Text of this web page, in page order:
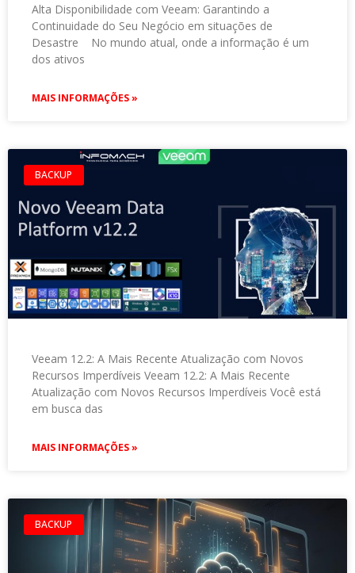
Alta Disponibilidade com Veeam: Garantindo a
Continuidade do Seu Negócio em situações de
Desastre No mundo atual, onde a informação é um
dos ativos
MAIS INFORMAÇÕES »
BACKUP
Veeam 12.2: A Mais Recente Atualização com Novos
Recursos Imperdíveis Veeam 12.2: A Mais Recente
Atualização com Novos Recursos Imperdíveis Você está
em busca das
MAIS INFORMAÇÕES »
BACKUP